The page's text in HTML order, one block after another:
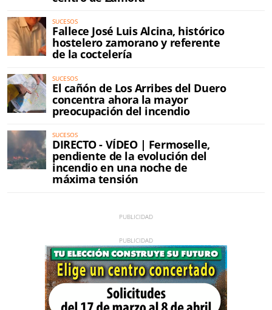
SUCESOS
Fallece José Luis Alcina, histórico
hostelero zamorano y referente
de la coctelería
SUCESOS
El cañón de Los Arribes del Duero
concentra ahora la mayor
preocupación del incendio
SUCESOS
DIRECTO - VÍDEO | Fermoselle,
pendiente de la evolución del
incendio en una noche de
máxima tensión